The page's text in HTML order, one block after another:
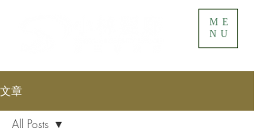
ME
NU
文章
All Posts